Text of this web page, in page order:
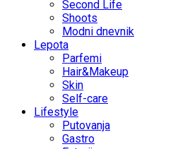
Second Life
Shoots
Modni dnevnik
Lepota
Parfemi
Hair&Makeup
Skin
Self-care
Lifestyle
Putovanja
Gastro